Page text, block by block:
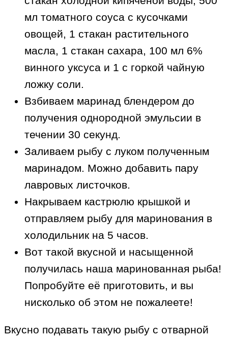
мл томатного соуса с кусочками
овощей, 1 стакан растительного
масла, 1 стакан сахара, 100 мл 6%
винного уксуса и 1 с горкой чайную
ложку соли.
Взбиваем маринад блендером до
получения однородной эмульсии в
течении 30 секунд.
Заливаем рыбу с луком полученным
маринадом. Можно добавить пару
лавровых листочков.
Накрываем кастрюлю крышкой и
отправляем рыбу для маринования в
холодильник на 5 часов.
Вот такой вкусной и насыщенной
получилась наша маринованная рыба!
Попробуйте её приготовить, и вы
нисколько об этом не пожалеете!
Вкусно подавать такую рыбу с отварной